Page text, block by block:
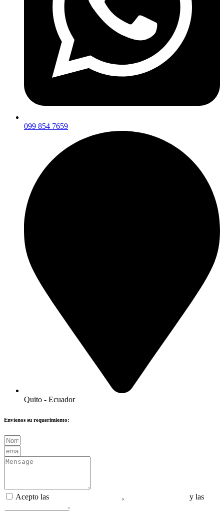
099 854 7659
Quito - Ecuador
Envíenos su requerimiento:
Acepto las ,
y las
.